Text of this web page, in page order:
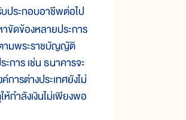
ประกอบอาชีพต่อไป
ขัดข้องหลายประการ
ตามพระราชบัญญัติ
าร เช่น ธนาคารจะ
ารต่างประเทศยังไม่
ห้กำลังเงินไม่เพียงพอ